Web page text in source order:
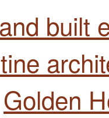
built
Golden